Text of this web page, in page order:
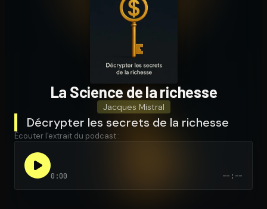
La Science de la richesse
Jacques Mistral
Décrypter les secrets de la richesse
Écouter l'extrait du podcast :
0:00 --:--